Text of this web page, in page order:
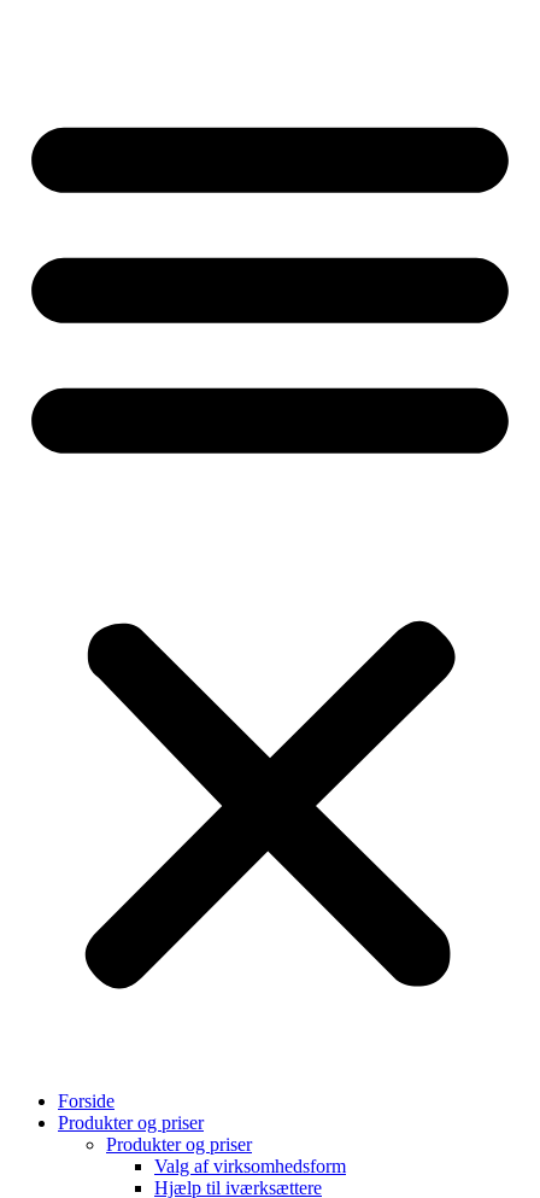
Forside
Produkter og priser
Produkter og priser
Valg af virksomhedsform
Hjælp til iværksættere